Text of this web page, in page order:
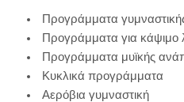
Προγράμματα
Προγράμματα για κάψιμο
Προγράμματα μυϊκής
Κυκλικά προγράμματα
Αερόβια γυμναστική